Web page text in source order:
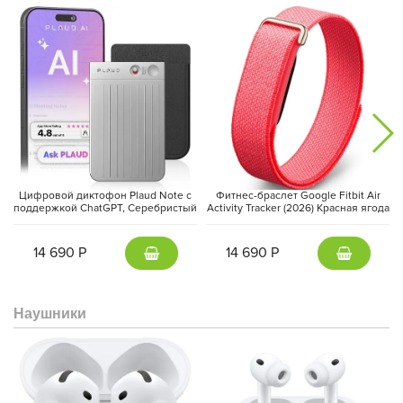
Цифровой диктофон Plaud Note с
поддержкой ChatGPT, Серебристый
14 690 Р
Фитнес-браслет Google Fitbit Air
Activity Tracker (2026) Красная ягода
14 690 Р
Наушники